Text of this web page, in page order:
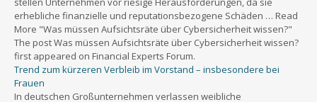
erhebliche finanzielle und reputationsbezogene Schäden … Read
More "Was müssen Aufsichtsräte über Cybersicherheit wissen?"
The post Was müssen Aufsichtsräte über Cybersicherheit wissen?
first appeared on Financial Experts Forum.
Trend zum kürzeren Verbleib im Vorstand – insbesondere bei
Frauen
In deutschen Großunternehmen verlassen weibliche